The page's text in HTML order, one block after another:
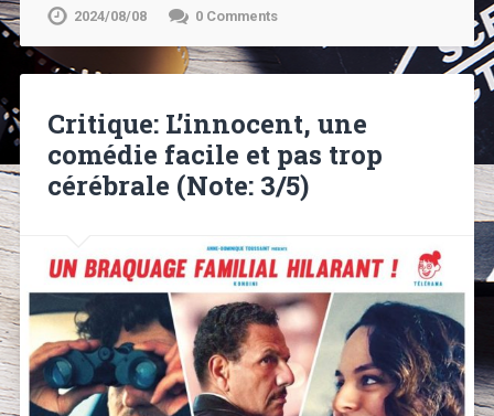
2024/08/08 0 Comments
Critique: L’innocent, une
comédie facile et pas trop
cérébrale (Note: 3/5)